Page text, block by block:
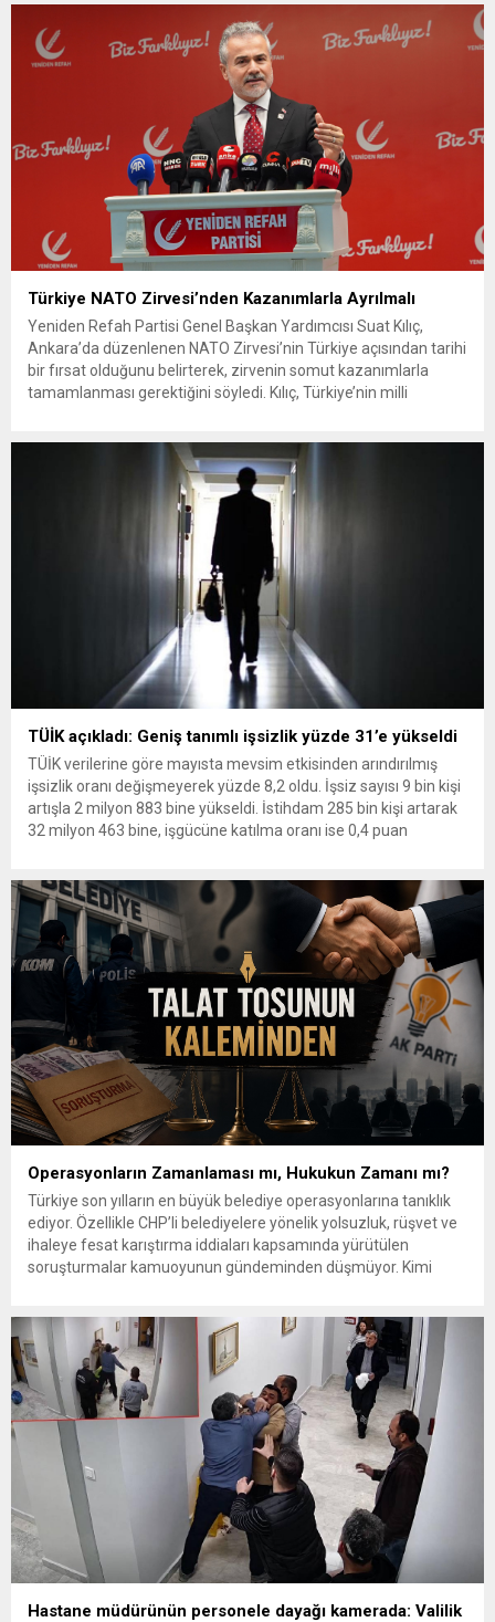
ile temel yaşam maliyetleri arasındaki oranlara dair...
Türkiye NATO Zirvesi’nden Kazanımlarla Ayrılmalı
Yeniden Refah Partisi Genel Başkan Yardımcısı Suat Kılıç,
Ankara’da düzenlenen NATO Zirvesi’nin Türkiye açısından tarihi
bir fırsat olduğunu belirterek, zirvenin somut kazanımlarla
tamamlanması gerektiğini söyledi. Kılıç, Türkiye’nin milli
gerçekleştirilen NATO Zirvesi, bölgemizde savaşların devam
TÜİK açıkladı: Geniş tanımlı işsizlik yüzde 31’e yükseldi
TÜİK verilerine göre mayısta mevsim etkisinden arındırılmış
işsizlik oranı değişmeyerek yüzde 8,2 oldu. İşsiz sayısı 9 bin kişi
artışla 2 milyon 883 bine yükseldi. İstihdam 285 bin kişi artarak
32 milyon 463 bine, işgücüne katılma oranı ise 0,4 puan
Operasyonların Zamanlaması mı, Hukukun Zamanı mı?
Türkiye son yılların en büyük belediye operasyonlarına tanıklık
ediyor. Özellikle CHP’li belediyelere yönelik yolsuzluk, rüşvet ve
ihaleye fesat karıştırma iddiaları kapsamında yürütülen
soruşturmalar kamuoyunun gündeminden düşmüyor. Kimi
toplumun önemli bir kesiminin aklında, yüksek sesle dile
getirilmese de giderek...
Hastane müdürünün personele dayağı kamerada: Valilik